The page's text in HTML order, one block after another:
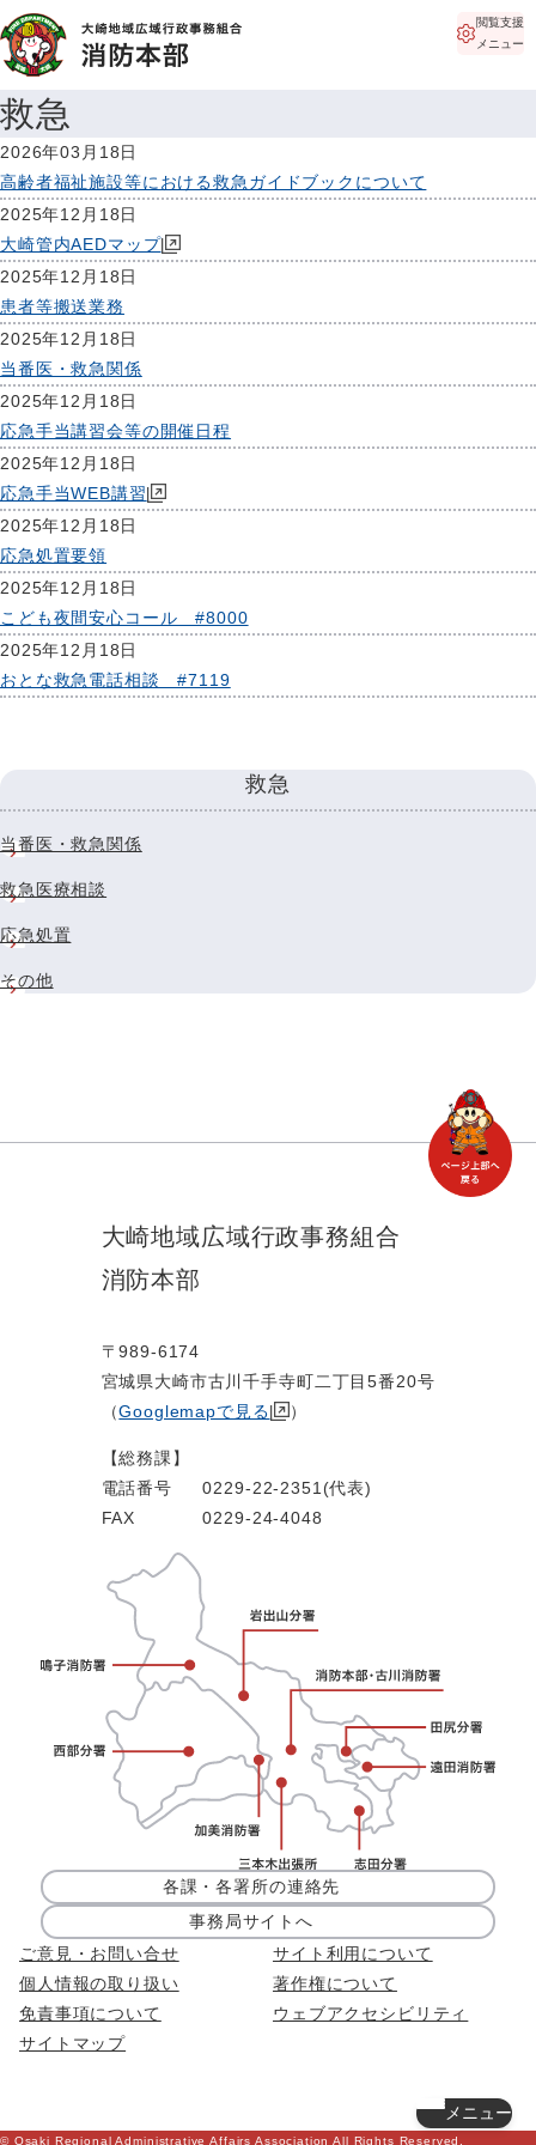
閲覧支援
メニュー
メニュー
救急
2026年03月18日
高齢者福祉施設等における救急ガイドブックについて
2025年12月18日
大崎管内AEDマップ
2025年12月18日
患者等搬送業務
2025年12月18日
当番医・救急関係
2025年12月18日
応急手当講習会等の開催日程
2025年12月18日
応急手当WEB講習
2025年12月18日
応急処置要領
2025年12月18日
こども夜間安心コール #8000
2025年12月18日
おとな救急電話相談 #7119
救急
当番医・救急関係
救急医療相談
応急処置
その他
大崎地域広域行政事務組合
消防本部
〒989-6174
宮城県大崎市古川千手寺町二丁目5番20号
（Googlemapで見る ）
【総務課】
電話番号
0229-22-2351(代表)
FAX
0229-24-4048
各課・各署所の連絡先
事務局サイトへ
ご意見・お問い合せ
サイト利用について
個人情報の取り扱い
著作権について
免責事項について
ウェブアクセシビリティ
サイトマップ
© Osaki Regional Administrative Affairs Association All Rights Reserved.